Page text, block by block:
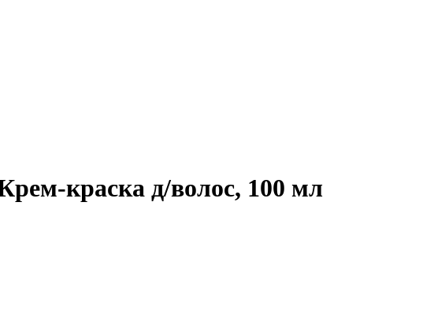
краска д/волос, 100 мл